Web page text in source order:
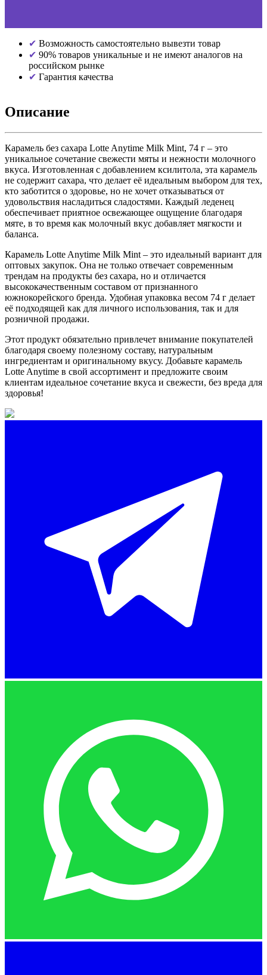
Возможность самостоятельно вывезти товар
90% товаров уникальные и не имеют аналогов на
российском рынке
Гарантия качества
Описание
Карамель без сахара Lotte Anytime Milk Mint, 74 г – это
уникальное сочетание свежести мяты и нежности молочного
вкуса. Изготовленная с добавлением ксилитола, эта карамель
не содержит сахара, что делает её идеальным выбором для тех,
кто заботится о здоровье, но не хочет отказываться от
удовольствия насладиться сладостями. Каждый леденец
обеспечивает приятное освежающее ощущение благодаря
мяте, в то время как молочный вкус добавляет мягкости и
баланса.
Карамель Lotte Anytime Milk Mint – это идеальный вариант для
оптовых закупок. Она не только отвечает современным
трендам на продукты без сахара, но и отличается
высококачественным составом от признанного
южнокорейского бренда. Удобная упаковка весом 74 г делает
её подходящей как для личного использования, так и для
розничной продажи.
Этот продукт обязательно привлечет внимание покупателей
благодаря своему полезному составу, натуральным
ингредиентам и оригинальному вкусу. Добавьте карамель
Lotte Anytime в свой ассортимент и предложите своим
клиентам идеальное сочетание вкуса и свежести, без вреда для
здоровья!